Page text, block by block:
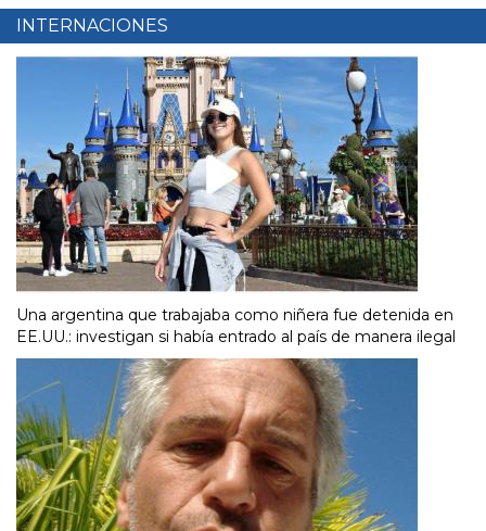
INTERNACIONES
Una argentina que trabajaba como niñera fue detenida en
EE.UU.: investigan si había entrado al país de manera ilegal